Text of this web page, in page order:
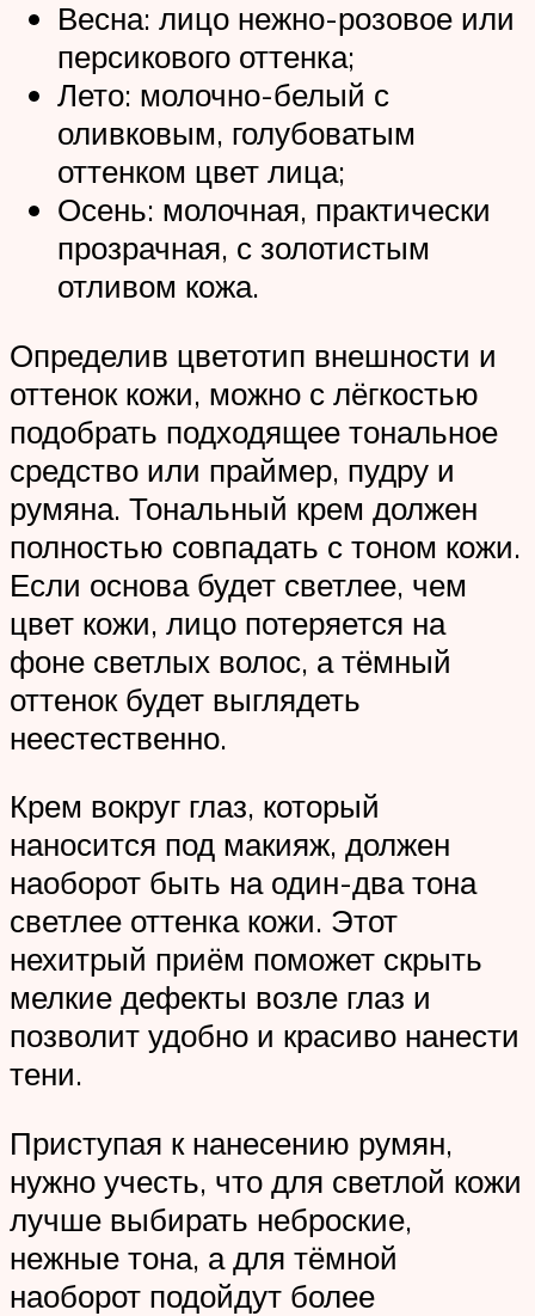
Весна: лицо нежно-розовое или
персикового оттенка;
Лето: молочно-белый с
оливковым, голубоватым
оттенком цвет лица;
Осень: молочная, практически
прозрачная, с золотистым
отливом кожа.
Определив цветотип внешности и
оттенок кожи, можно с лёгкостью
подобрать подходящее тональное
средство или праймер, пудру и
румяна. Тональный крем должен
полностью совпадать с тоном кожи.
Если основа будет светлее, чем
цвет кожи, лицо потеряется на
фоне светлых волос, а тёмный
оттенок будет выглядеть
неестественно.
Крем вокруг глаз, который
наносится под макияж, должен
наоборот быть на один-два тона
светлее оттенка кожи. Этот
нехитрый приём поможет скрыть
мелкие дефекты возле глаз и
позволит удобно и красиво нанести
тени.
Приступая к нанесению румян,
нужно учесть, что для светлой кожи
лучше выбирать неброские,
нежные тона, а для тёмной
наоборот подойдут более